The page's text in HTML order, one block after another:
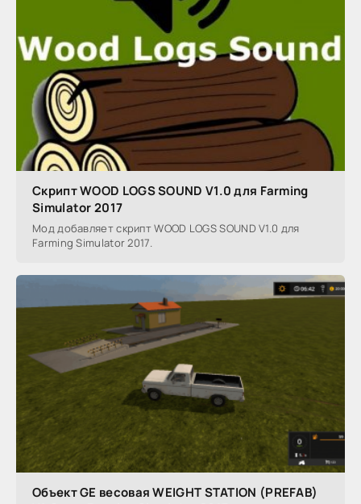
Скрипт WOOD LOGS SOUND V1.0 для Farming
Simulator 2017
Мод добавляет скрипт WOOD LOGS SOUND V1.0 для
Farming Simulator 2017.
Объект GE весовая WEIGHT STATION (PREFAB)